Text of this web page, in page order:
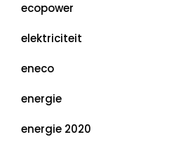
ecopower
elektriciteit
eneco
energie
energie 2020